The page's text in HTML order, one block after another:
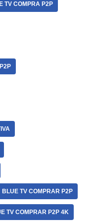
TV COMPRA P2P
BLUE TV COMPRAR P2P
TV COMPRAR P2P 4K